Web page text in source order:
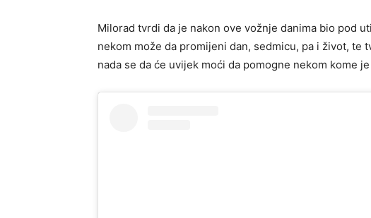
Milorad tvrdi da je nakon ove vožnje danima bio pod
nekom može da promijeni dan, sedmicu, pa i život, te
nada se da će uvijek moći da pomogne nekom kome